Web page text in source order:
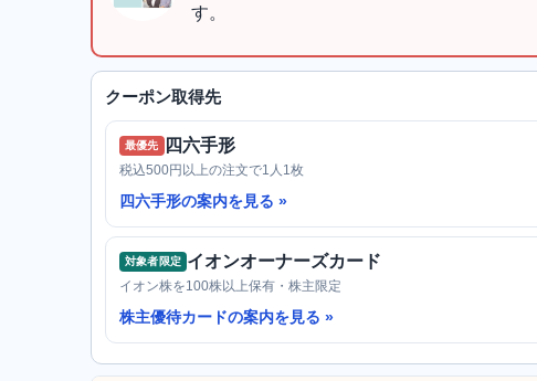
す。
クーポン取得先
最優先 四六手形
税込500円以上の注文で1人1枚
四六手形の案内を見る
対象者限定 イオンオーナーズカード
イオン株を100株以上保有・株主限定
株主優待カードの案内を見る